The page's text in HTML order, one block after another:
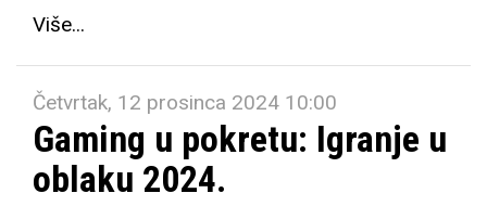
Više...
Četvrtak, 12 prosinca 2024 10:00
Gaming u pokretu: Igranje u
oblaku 2024.